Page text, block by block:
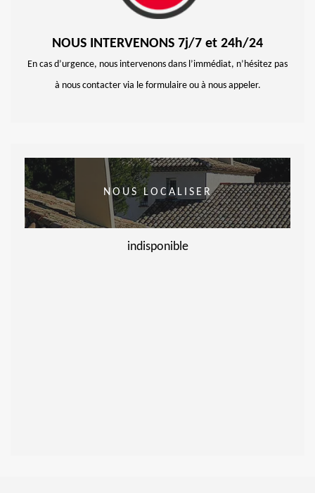
NOUS INTERVENONS 7j/7 et 24h/24
En cas d’urgence, nous intervenons dans l’immédiat, n’hésitez pas
à nous contacter via le formulaire ou à nous appeler.
NOUS LOCALISER
indisponible